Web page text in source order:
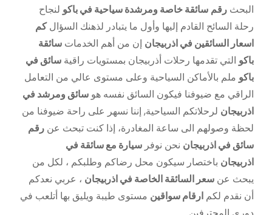
البحث رقم سائقة خاصة ومرشدة سياحية في باكو لنجاح
رحلة السائح القادم إليها وأول ما يتبادر لذهنك السؤالكم
اسعار السائقين في اذربيجان إن من أهم الخدمات سائقة
باكو التي تقدمها رحلات أذربيجان بمستويات راقية سائق في
باكو ملم بالأماكن السياحية وعلى مستوى عالي من التعامل
الراقي مع ضيوفنا فيكون السائق نفسه هو سائق ومرشد في
اذربيجان لرحلاتكم السياحية, إننا نسهر على راحة ضيوفنا من
لحظة وصولهم الى ساعة المغادرة، إذا كنت تبحث عن رقم
سائق في اذربيجان نحن نوفر سيارة مع سائقة في
اذربيجان باختصار سيكون محل رضاكم وطلبكم ، لكل من
يبحث عن سعر السائقة الخاصة في اذربيجان ، عربي نعدكم
أن نقدم لكم ارقام سواقين مستوى طيبة ويليق بها أتلعب في